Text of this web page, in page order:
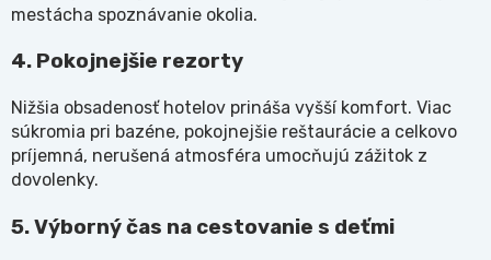
mestácha spoznávanie okolia.
4. Pokojnejšie rezorty
Nižšia obsadenosť hotelov prináša vyšší komfort. Viac
súkromia pri bazéne, pokojnejšie reštaurácie a celkovo
príjemná, nerušená atmosféra umocňujú zážitok z
dovolenky.
5. Výborný čas na cestovanie s deťmi